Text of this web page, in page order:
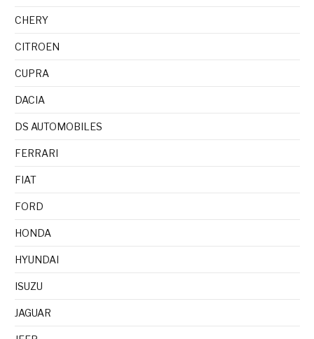
CHERY
CITROEN
CUPRA
DACIA
DS AUTOMOBILES
FERRARI
FIAT
FORD
HONDA
HYUNDAI
ISUZU
JAGUAR